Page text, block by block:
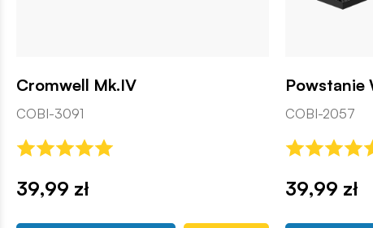
Cromwell Mk.IV
COBI-3091
39,99 zł
Powstanie
COBI-2057
39,99 zł